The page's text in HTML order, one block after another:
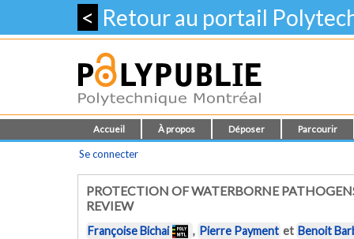
< Retour au portail
Accueil À propos Déposer Parcourir
Se connecter
PROTECTION OF WATERBORNE
REVIEW
Françoise Bichai , Pierre Payment et Benoit